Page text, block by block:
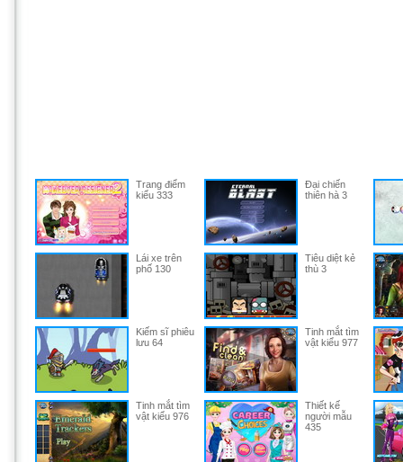
Trang điểm
kiểu 333
Đại chiến
thiên hà 3
Lái xe trên
phố 130
Tiêu diệt kẻ
thù 3
Kiếm sĩ phiêu
lưu 64
Tinh mắt tìm
vật kiểu 977
Tinh mắt tìm
vật kiểu 976
Thiết kế
người mẫu
435